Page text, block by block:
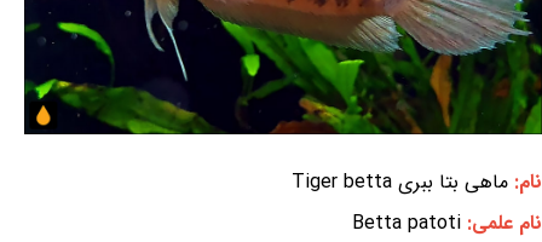
نام: ماهی بتا ببری Tiger betta
نام علمی: Betta patoti